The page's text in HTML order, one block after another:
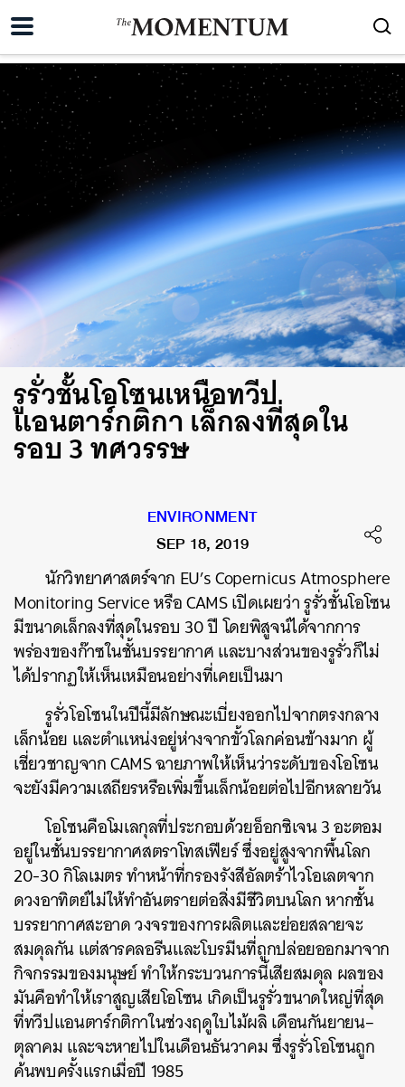
รูรั่วชั้นโอโซนเหนือทวีป
แอนตาร์กติกา เล็กลงที่สุดใน
รอบ 3 ทศวรรษ
ENVIRONMENT
SEP 18, 2019
นักวิทยาศาสตร์จาก EU’s Copernicus Atmosphere
Monitoring ServiceหรือCAMSเปิดเผยว่ารูรั่วชั้นโอโซน
มีขนาดเล็กลงที่สุดในรอบ 30ปี โดยพิสูจน์ได้จากการ
พร่องของก๊าซในชั้นบรรยากาศและบางส่วนของรูรั่วก็ไม่
ได้ปรากฏให้เห็นเหมือนอย่างที่เคยเป็นมา
รูรั่วโอโซนในปีนี้มีลักษณะเบี่ยงออกไปจากตรงกลาง
เล็กน้อย และตำแหน่งอยู่ห่างจากขั้วโลกค่อนข้างมาก ผู้
เชี่ยวชาญจากCAMSฉายภาพให้เห็นว่าระดับของโอโซน
จะยังมีความเสถียรหรือเพิ่มขึ้นเล็กน้อยต่อไปอีกหลายวัน
โอโซนคือโมเลกุลที่ประกอบด้วยอ็อกซิเจน3อะตอม
อยู่ในชั้นบรรยากาศสตราโทสเฟียร์ซึ่งอยู่สูงจากพื้นโลก
20-30กิโลเมตรทำหน้าที่กรองรังสีอัลตร้าไวโอเลตจาก
ดวงอาทิตย์ไม่ให้ทำอันตรายต่อสิ่งมีชีวิตบนโลกหากชั้น
บรรยากาศสะอาดวงจรของการผลิตและย่อยสลายจะ
สมดุลกันแต่สารคลอรีนและโบรมีนที่ถูกปล่อยออกมาจาก
กิจกรรมของมนุษย์ทำให้กระบวนการนี้เสียสมดุล ผลของ
มันคือทำให้เราสูญเสียโอโซนเกิดเป็นรูรั่วขนาดใหญ่ที่สุด
ที่ทวีปแอนตาร์กติกาในช่วงฤดูใบไม้ผลิเดือนกันยายน–
ตุลาคมและจะหายไปในเดือนธันวาคมซึ่งรูรั่วโอโซนถูก
ค้นพบครั้งแรกเมื่อปี 1985